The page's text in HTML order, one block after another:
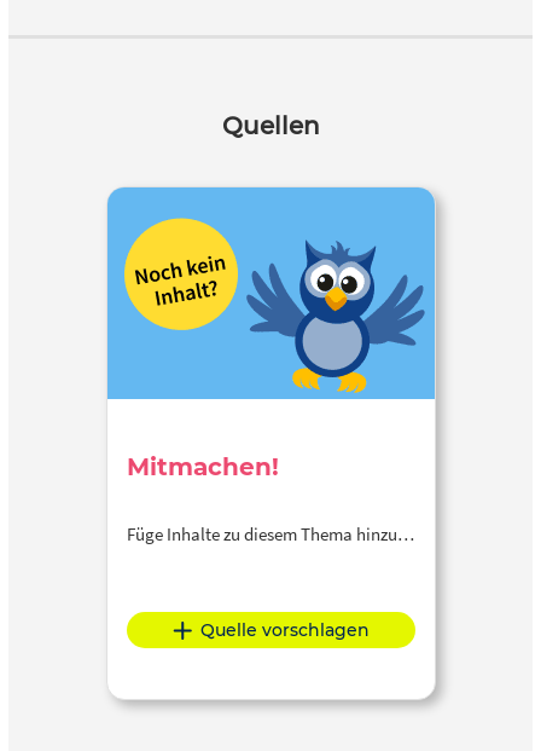
Quellen
Mitmachen!
Füge Inhalte zu diesem Thema hinzu…
Quelle vorschlagen